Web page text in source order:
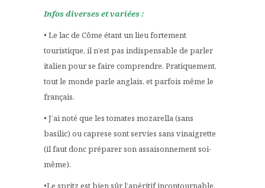
Infos diverses et variées :
• Le lac de Côme étant un lieu fortement
touristique, il n’est pas indispensable de parler
italien pour se faire comprendre. Pratiquement,
tout le monde parle anglais, et parfois même le
français.
• J’ai noté que les tomates mozarella (sans
basilic) ou caprese sont servies sans vinaigrette
(il faut donc préparer son assaisonnement soi-
même).